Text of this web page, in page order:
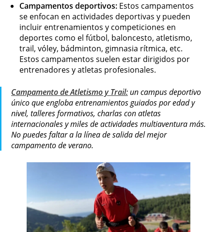
Campamentos deportivos: Estos campamentos
se enfocan en actividades deportivas y pueden
incluir entrenamientos y competiciones en
deportes como el fútbol, baloncesto, atletismo,
trail, vóley, bádminton, gimnasia rítmica, etc.
Estos campamentos suelen estar dirigidos por
entrenadores y atletas profesionales.
Campamento de Atletismo y Trail: un campus deportivo
único que engloba entrenamientos guiados por edad y
nivel, talleres formativos, charlas con atletas
internacionales y miles de actividades multiaventura más.
No puedes faltar a la línea de salida del mejor
campamento de verano.